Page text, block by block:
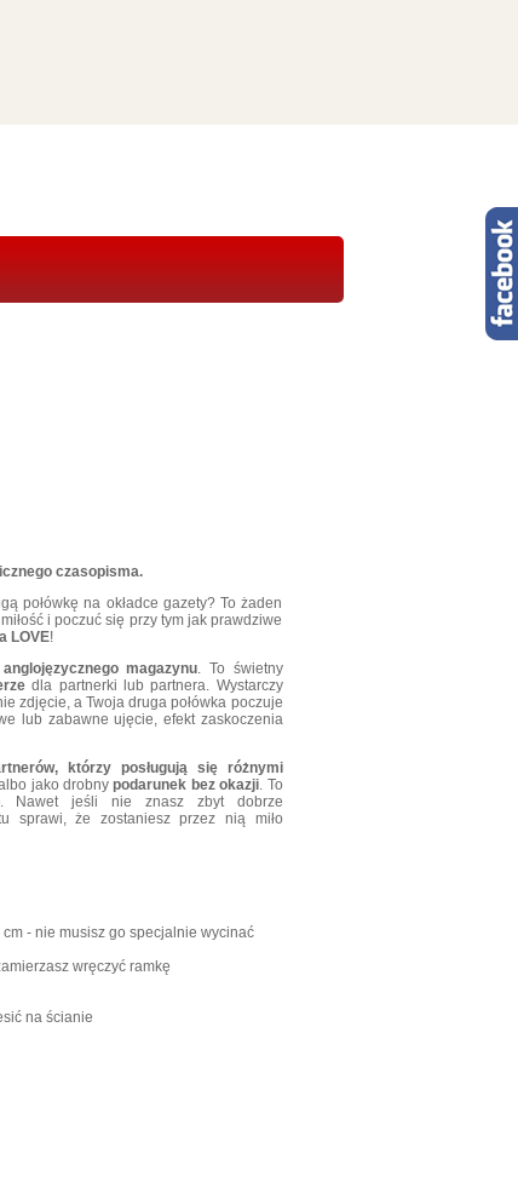
czasopisma.
połówkę na okładce gazety? To żaden
i poczuć się przy tym jak prawdziwe
LOVE!
anglojęzycznego magazynu. To świetny
dla partnerki lub partnera. Wystarczy
zdjęcie, a Twoja druga połówka poczuje
lub zabawne ujęcie, efekt zaskoczenia
którzy posługują się różnymi
jako drobnypodarunek bez okazji. To
. Nawet jeśli nie znasz zbyt dobrze
sprawi, że zostaniesz przez nią miło
- nie musisz go specjalnie wycinać
wręczyć ramkę
na ścianie